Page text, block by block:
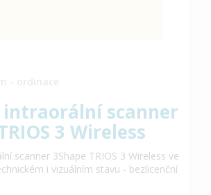
intraorální scanner
3 Wireless
scanner 3Shape TRIOS 3 Wireless ve
i vizuálním stavu - bezlicenční